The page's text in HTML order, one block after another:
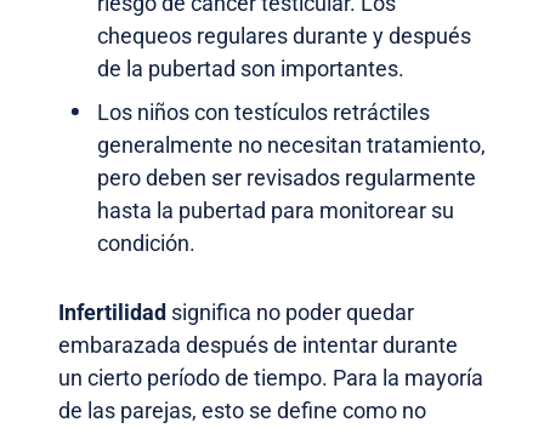
chequeos regulares durante y después
de la pubertad son importantes.
Los niños con testículos retráctiles
generalmente no necesitan tratamiento,
pero deben ser revisados regularmente
hasta la pubertad para monitorear su
condición.
Infertilidad significa no poder quedar
embarazada después de intentar durante
un cierto período de tiempo. Para la mayoría
de las parejas, esto se define como no